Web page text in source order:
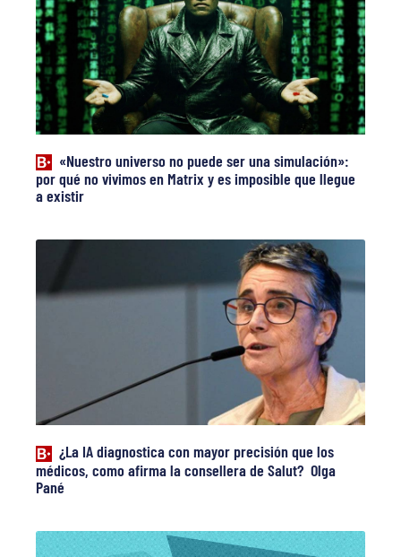
«Nuestro universo no puede ser una simulación»:
por qué no vivimos en Matrix y es imposible que llegue
a existir
¿La IA diagnostica con mayor precisión que los
médicos, como afirma la consellera de Salut? Olga
Pané